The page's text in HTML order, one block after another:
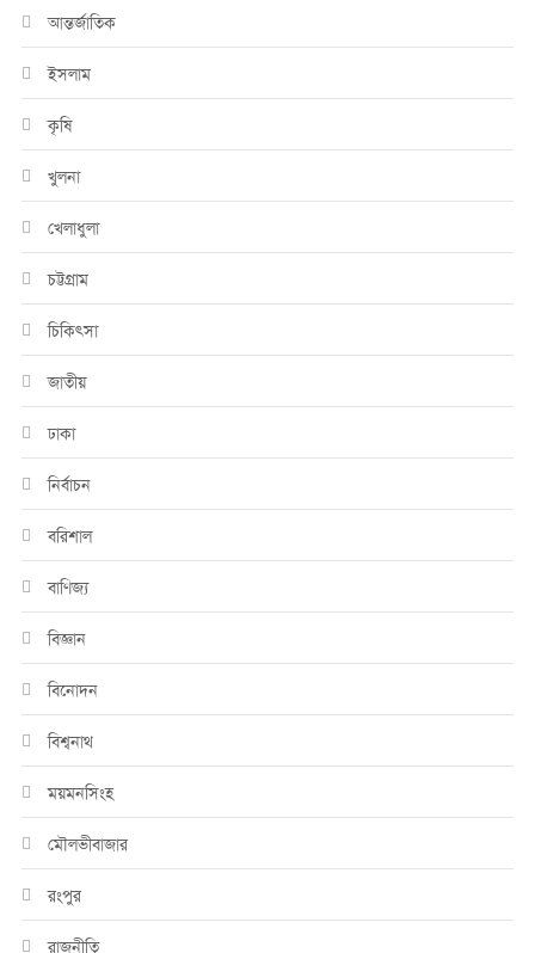
আন্তর্জাতিক
ইসলাম
কৃষি
খুলনা
খেলাধুলা
চট্টগ্রাম
চিকিৎসা
জাতীয়
ঢাকা
নির্বাচন
বরিশাল
বাণিজ্য
বিজ্ঞান
বিনোদন
বিশ্বনাথ
ময়মনসিংহ
মৌলভীবাজার
রংপুর
রাজনীতি